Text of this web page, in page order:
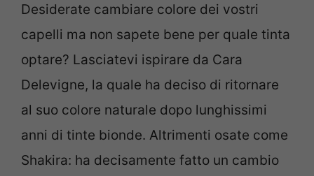
Desiderate cambiare colore dei vostri
capelli ma non sapete bene per quale tinta
optare? Lasciatevi ispirare da Cara
Delevigne, la quale ha deciso di ritornare
al suo colore naturale dopo lunghissimi
anni di tinte bionde. Altrimenti osate come
Shakira: ha decisamente fatto un cambio